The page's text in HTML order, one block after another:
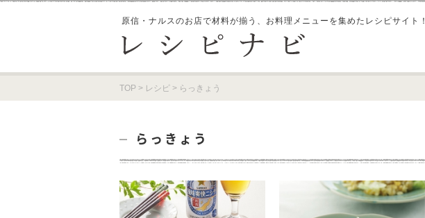
原信・ナルスのお店で材料が揃う、 お料理メニューを集めたレシピサイト！
TOP > レシピ > らっきょう
らっきょう